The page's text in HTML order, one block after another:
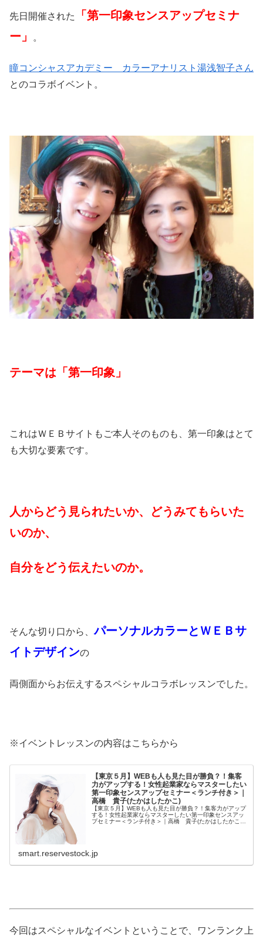
先日開催された
「第一印象センスアップセミナ
ー」
。
瞳コンシャスアカデミー カラーアナリスト湯浅智子さん
とのコラボイベント。
テーマは「第一印象」
これはＷＥＢサイトもご本人そのものも、第一印象はとて
も大切な要素です。
人からどう見られたいか、どうみてもらいた
いのか、
自分をどう伝えたいのか。
そんな切り口から、パーソナルカラーとＷＥＢサ
イトデザインの
両側面からお伝えするスペシャルコラボレッスンでした。
※イベントレッスンの内容はこちらから
【東京５月】WEBも人も見た目が勝負？！集客
力がアップする！女性起業家ならマスターしたい
第一印象センスアップセミナー＜ランチ付き＞｜
高橋 貴子(たかはしたかこ)
【東京５月】WEBも人も見た目が勝負？！集客力がアップ
する！女性起業家ならマスターしたい第一印象センスアッ
プセミナー＜ランチ付き＞｜高橋 貴子(たかはしたかこ)
smart.reservestock.jp
今回はスペシャルなイベントということで、ワンランク上